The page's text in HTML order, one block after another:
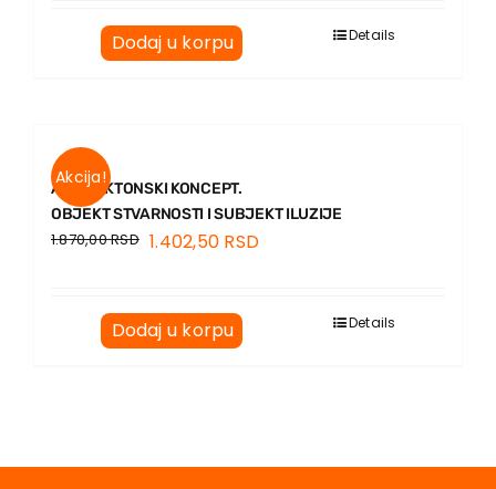
Dodaj u korpu Details
Akcija!
ARHITEKTONSKI KONCEPT.
OBJEKT STVARNOSTI I SUBJEKT ILUZIJE
1.870,00RSD 1.402,50 RSD
Dodaj u korpu Details